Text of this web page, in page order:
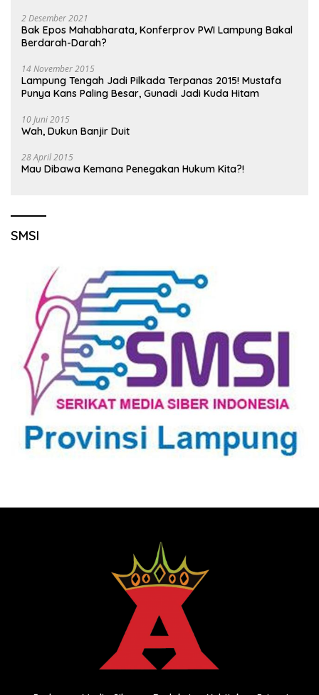
2 Desember 2021
Bak Epos Mahabharata, Konferprov PWI Lampung Bakal
Berdarah-Darah?
14 November 2015
Lampung Tengah Jadi Pilkada Terpanas 2015! Mustafa
Punya Kans Paling Besar, Gunadi Jadi Kuda Hitam
10 Juni 2015
Wah, Dukun Banjir Duit
28 April 2015
Mau Dibawa Kemana Penegakan Hukum Kita?!
SMSI